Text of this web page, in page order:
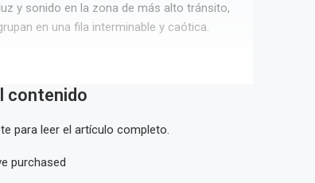
y sonido en la zona de más alto tránsito,
en una fila interminable y caótica.
contenido
para leer el artículo completo.
purchased